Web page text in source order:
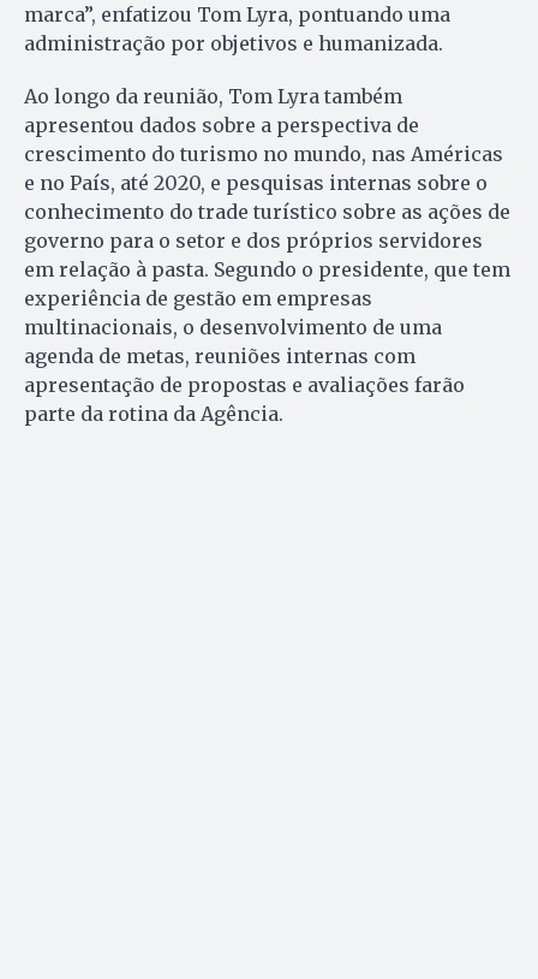
marca”, enfatizou Tom Lyra, pontuando uma
administração por objetivos e humanizada.
Ao longo da reunião, Tom Lyra também
apresentou dados sobre a perspectiva de
crescimento do turismo no mundo, nas Américas
e no País, até 2020, e pesquisas internas sobre o
conhecimento do trade turístico sobre as ações de
governo para o setor e dos próprios servidores
em relação à pasta. Segundo o presidente, que tem
experiência de gestão em empresas
multinacionais, o desenvolvimento de uma
agenda de metas, reuniões internas com
apresentação de propostas e avaliações farão
parte da rotina da Agência.